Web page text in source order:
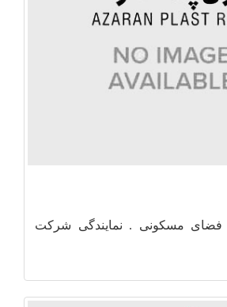
مسکونی . نمایندگی شرکت